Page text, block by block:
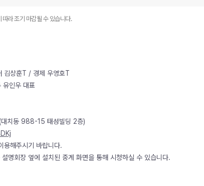
라 조기 마감될 수 있습니다.
김상훈T / 경제 우영호T
인우 대표
치동 988-15 태성빌딩 2층)
용해주시기 바랍니다.
명회장 옆에 설치된 중계 화면을 통해 시청하실 수 있습니다.